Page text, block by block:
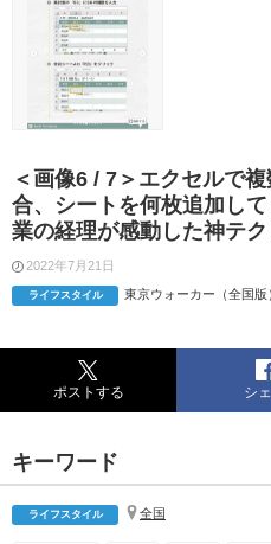
＜画像6 / 7＞エクセルで
合、シートを何枚追加し
業の経理が感動した神テ
2022年7月21日
ライフスタイル 東京ウォーカー（全国版
ポストする シ
キーワード
ライフスタイル 全国